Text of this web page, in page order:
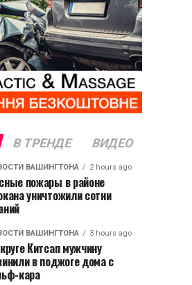
В ТРЕНДЕ ВИДЕО
ВАШИНГТОНА 2 hours ago
пожары в районе
уничтожили сотни
ВАШИНГТОНА 3 hours ago
Китсап мужчину
в поджоге дома с
кара